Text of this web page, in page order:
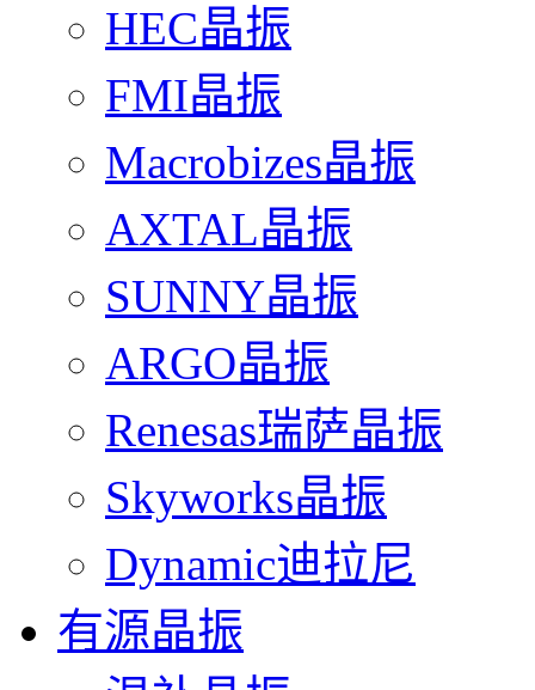
HEC晶振
FMI晶振
Macrobizes晶振
AXTAL晶振
SUNNY晶振
ARGO晶振
Renesas瑞萨晶振
Skyworks晶振
Dynamic迪拉尼
有源晶振